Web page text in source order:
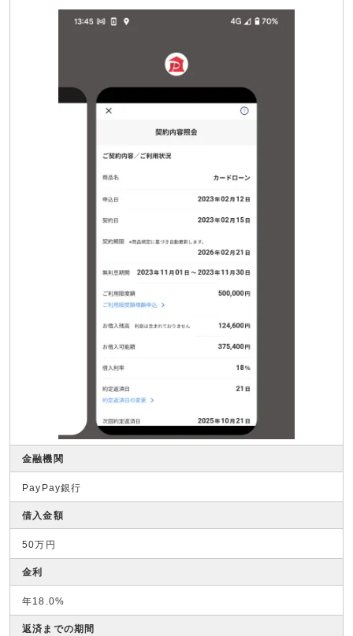
金融機関
PayPay銀行
借入金額
50万円
金利
年18.0%
返済までの期間